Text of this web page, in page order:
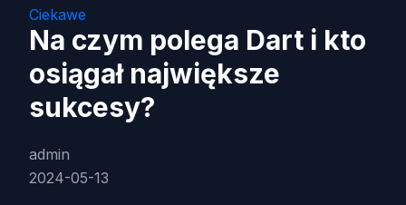
Ciekawe
Na czym polega Dart i kto
osiągał największe
sukcesy?
admin
2024-05-13